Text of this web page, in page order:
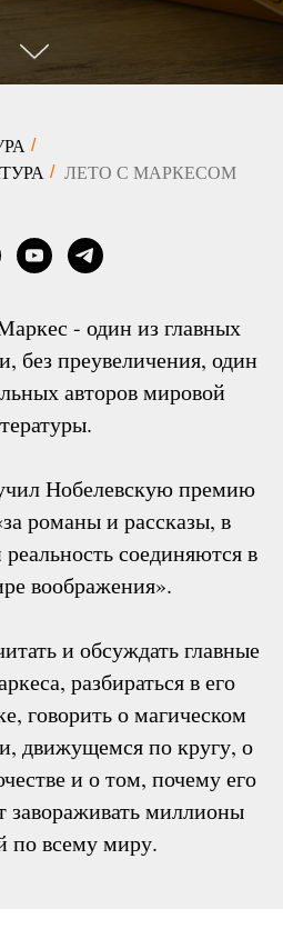
/
/ ЛЕТО С МАРКЕСОМ
- один из главных
без преувеличения, один
авторов мировой
Нобелевскую премию
романы и рассказы, в
соединяются в
воображения».
и обсуждать главные
разбираться в его
говорить о магическом
движущемся по кругу, о
и о том, почему его
миллионы
по всему миру.